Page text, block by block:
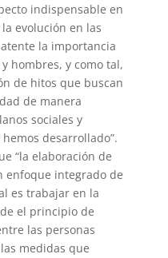
indispensable en
evolución en las
la importancia
hombres, y como tal,
de hitos que buscan
de manera
sociales y
desarrollado”.
“la elaboración de
enfoque integrado de
es trabajar en la
el principio de
las personas
medidas que